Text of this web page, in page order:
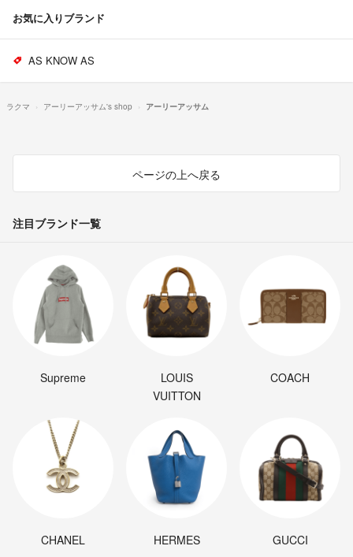
お気に入りブランド
AS KNOW AS
ラクマ アーリーアッサム's shop アーリーアッサム
ページの上へ戻る
注目ブランド一覧
Supreme
LOUIS
VUITTON
COACH
CHANEL HERMES GUCCI